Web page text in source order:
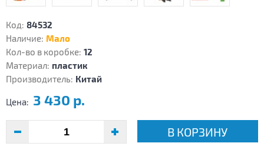
Код: 84532
Наличие: Мало
Кол-во в коробке: 12
Материал: пластик
Производитель: Китай
Цена: 3 430 р.
В КОРЗИНУ